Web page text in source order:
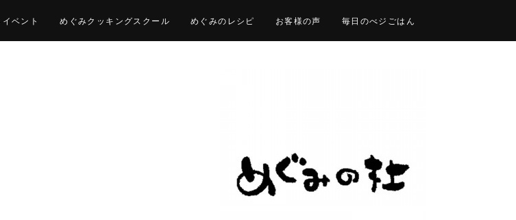
ベント めぐみクッキングスクール めぐみのレシピ お客様の声 毎日のべジごはん